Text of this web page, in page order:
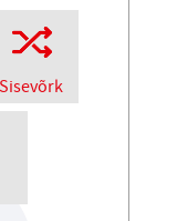
Sisevõrk